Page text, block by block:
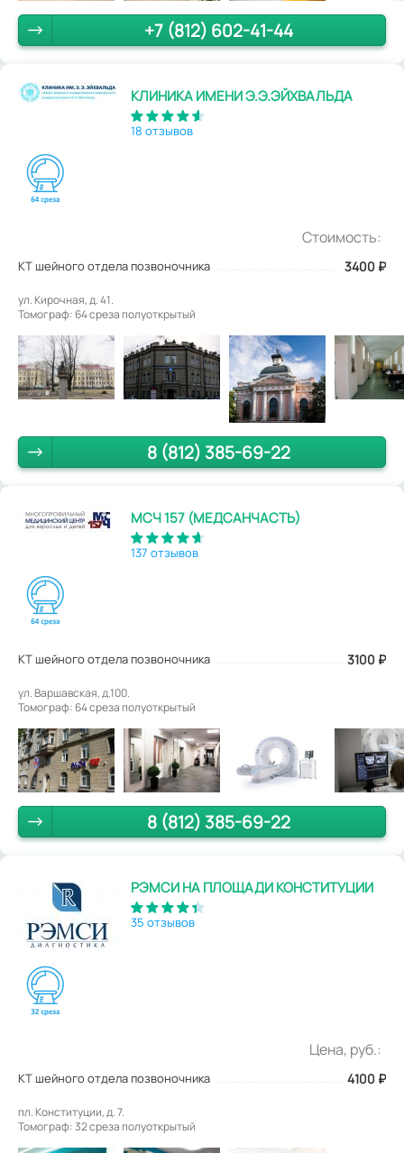
+7 (812) 602-41-44
КЛИНИКА ИМЕНИ Э.Э.ЭЙХВАЛЬДА
18 отзывов
Стоимость:
КТ шейного отдела позвоночника 3400 ₽
ул. Кирочная, д. 41.
Томограф: 64 среза полуоткрытый
8 (812) 385-69-22
МСЧ 157 (МЕДСАНЧАСТЬ)
137 отзывов
КТ шейного отдела позвоночника 3100 ₽
ул. Варшавская, д.100.
Томограф: 64 среза полуоткрытый
8 (812) 385-69-22
РЭМСИ НА ПЛОЩАДИ КОНСТИТУЦИИ
35 отзывов
Цена, руб.:
КТ шейного отдела позвоночника 4100 ₽
пл. Конституции, д. 7.
Томограф: 32 среза полуоткрытый